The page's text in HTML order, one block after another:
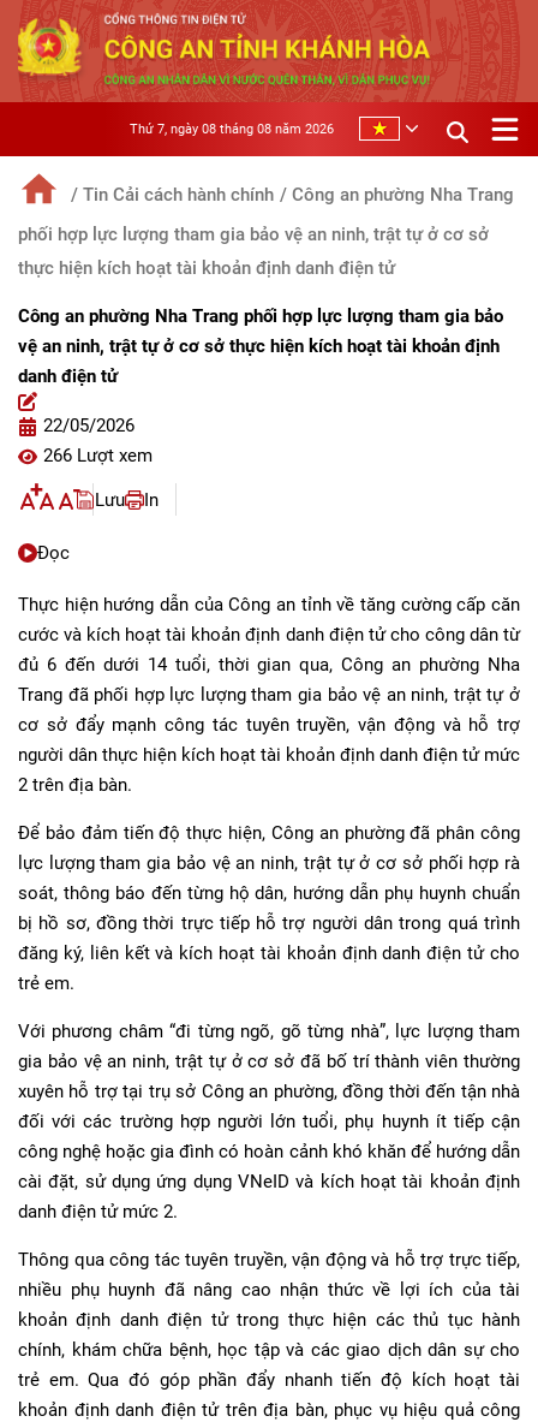
Thứ 7, ngày 08 tháng 08 năm 2026
/ Tin Cải cách hành chính / Công an phường Nha Trang
phối hợp lực lượng tham gia bảo vệ an ninh, trật tự ở cơ sở
thực hiện kích hoạt tài khoản định danh điện tử
Công an phường Nha Trang phối hợp lực lượng tham gia bảo
vệ an ninh, trật tự ở cơ sở thực hiện kích hoạt tài khoản định
danh điện tử
22/05/2026
266 Lượt xem
Lưu In
Đọc
Thực hiện hướng dẫn của Công an tỉnh về tăng cường cấp căn
cước và kích hoạt tài khoản định danh điện tử cho công dân từ
đủ 6 đến dưới 14 tuổi, thời gian qua, Công an phường Nha
Trang đã phối hợp lực lượng tham gia bảo vệ an ninh, trật tự ở
cơ sở đẩy mạnh công tác tuyên truyền, vận động và hỗ trợ
người dân thực hiện kích hoạt tài khoản định danh điện tử mức
2 trên địa bàn.
Để bảo đảm tiến độ thực hiện, Công an phường đã phân công
lực lượng tham gia bảo vệ an ninh, trật tự ở cơ sở phối hợp rà
soát, thông báo đến từng hộ dân, hướng dẫn phụ huynh chuẩn
bị hồ sơ, đồng thời trực tiếp hỗ trợ người dân trong quá trình
đăng ký, liên kết và kích hoạt tài khoản định danh điện tử cho
trẻ em.
Với phương châm “đi từng ngõ, gõ từng nhà”, lực lượng tham
gia bảo vệ an ninh, trật tự ở cơ sở đã bố trí thành viên thường
xuyên hỗ trợ tại trụ sở Công an phường, đồng thời đến tận nhà
đối với các trường hợp người lớn tuổi, phụ huynh ít tiếp cận
công nghệ hoặc gia đình có hoàn cảnh khó khăn để hướng dẫn
cài đặt, sử dụng ứng dụng VNeID và kích hoạt tài khoản định
danh điện tử mức 2.
Thông qua công tác tuyên truyền, vận động và hỗ trợ trực tiếp,
nhiều phụ huynh đã nâng cao nhận thức về lợi ích của tài
khoản định danh điện tử trong thực hiện các thủ tục hành
chính, khám chữa bệnh, học tập và các giao dịch dân sự cho
trẻ em. Qua đó góp phần đẩy nhanh tiến độ kích hoạt tài
khoản định danh điện tử trên địa bàn, phục vụ hiệu quả công